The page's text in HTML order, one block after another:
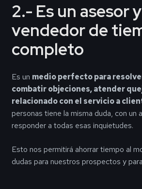
2.- Es un asesor y
vendedor de
completo
Es un medio perfecto para
combatir objeciones, atender
relacionado con el servicio a
personas tiene la misma duda, con un
responder a todas esas inquietudes.
Esto nos permitirá ahorrar tiempo al
dudas para nuestros prospectos y